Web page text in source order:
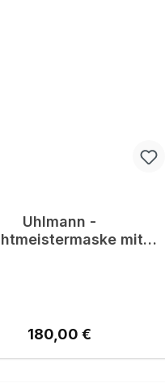
Uhlmann -
mit
Regulärer Preis:
180,00 €